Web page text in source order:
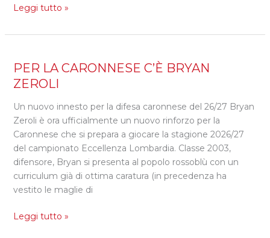
E
ELITE.
SUBITO
QUI!
Leggi tutto »
PER LA CARONNESE C’È BRYAN
ZEROLI
Un nuovo innesto per la difesa caronnese del 26/27 Bryan
Zeroli è ora ufficialmente un nuovo rinforzo per la
Caronnese che si prepara a giocare la stagione 2026/27
del campionato Eccellenza Lombardia. Classe 2003,
difensore, Bryan si presenta al popolo rossoblù con un
curriculum già di ottima caratura (in precedenza ha
vestito le maglie di
PER
LA
C’È
BRYAN
ZEROLI
Leggi tutto »